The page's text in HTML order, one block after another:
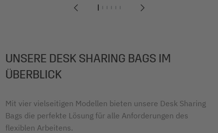
123456
UNSERE DESK SHARING BAGS IM
ÜBERBLICK
Mit vier vielseitigen Modellen bieten unsere Desk Sharing
Bags die perfekte Lösung für alle Anforderungen des
flexiblen Arbeitens.